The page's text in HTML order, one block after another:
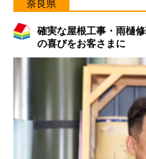
奈良県
確実な屋根工事・雨樋
の喜びをお客さまに